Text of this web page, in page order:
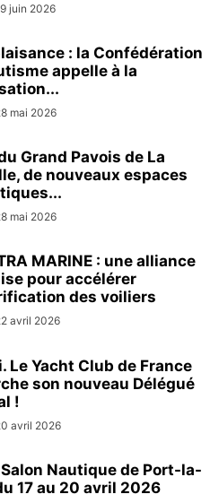
juin 2026
: la Confédération
appelle à la
mai 2026
Grand Pavois de La
de nouveaux espaces
mai 2026
MARINE : une alliance
pour accélérer
des voiliers
avril 2026
Le Yacht Club de France
son nouveau Délégué
!
avril 2026
Nautique de Port-la-
17 au 20 avril 2026